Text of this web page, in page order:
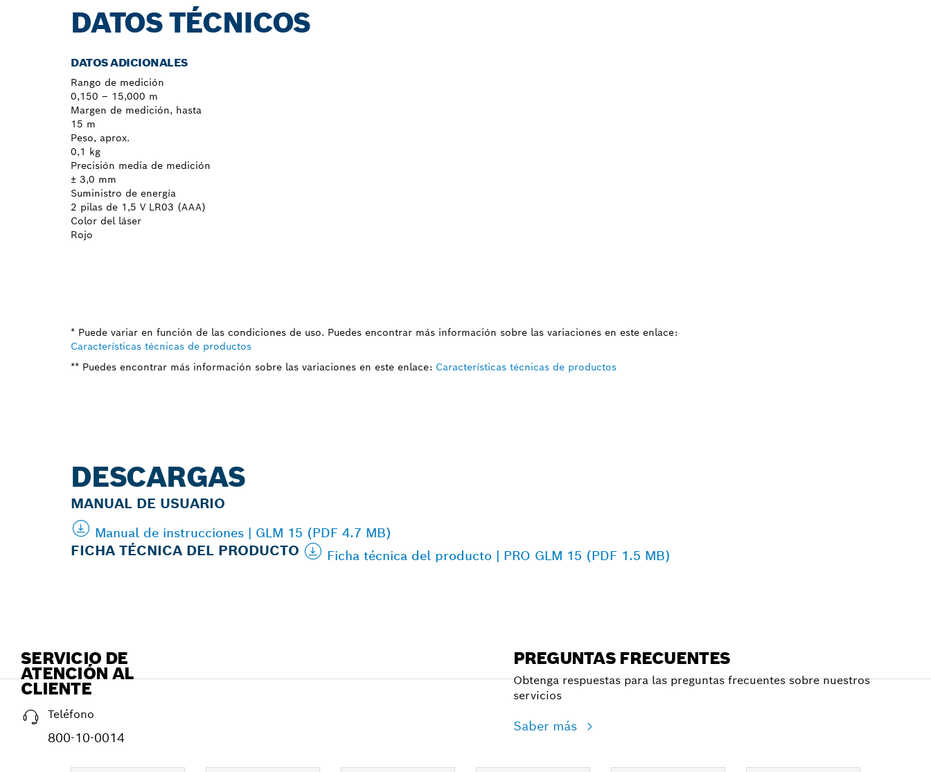
DATOS TÉCNICOS
DATOS ADICIONALES
Rango de medición
0,150 – 15,000 m
Margen de medición, hasta
15 m
Peso, aprox.
0,1 kg
Precisión media de medición
± 3,0 mm
Suministro de energía
2 pilas de 1,5 V LR03 (AAA)
Color del láser
Rojo
* Puede variar en función de las condiciones de uso. Puedes encontrar más información sobre las variaciones en este enlace:
Características técnicas de productos
** Puedes encontrar más información sobre las variaciones en este enlace: Características técnicas de productos
DESCARGAS
MANUAL DE USUARIO
Manual de instrucciones | GLM 15 (PDF 4.7 MB)
FICHA TÉCNICA DEL PRODUCTO Ficha técnica del producto | PRO GLM 15 (PDF 1.5 MB)
SERVICIO DE
ATENCIÓN AL
CLIENTE
Teléfono
800-10-0014
PREGUNTAS FRECUENTES
Obtenga respuestas para las preguntas frecuentes sobre nuestros
servicios
Saber más